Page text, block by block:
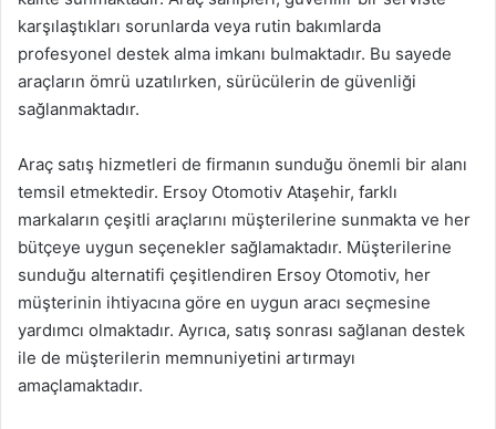
karşılaştıkları sorunlarda veya rutin bakımlarda
profesyonel destek alma imkanı bulmaktadır. Bu sayede
araçların ömrü uzatılırken, sürücülerin de güvenliği
sağlanmaktadır.
Araç satış hizmetleri de firmanın sunduğu önemli bir alanı
temsil etmektedir. Ersoy Otomotiv Ataşehir, farklı
markaların çeşitli araçlarını müşterilerine sunmakta ve her
bütçeye uygun seçenekler sağlamaktadır. Müşterilerine
sunduğu alternatifi çeşitlendiren Ersoy Otomotiv, her
müşterinin ihtiyacına göre en uygun aracı seçmesine
yardımcı olmaktadır. Ayrıca, satış sonrası sağlanan destek
ile de müşterilerin memnuniyetini artırmayı
amaçlamaktadır.